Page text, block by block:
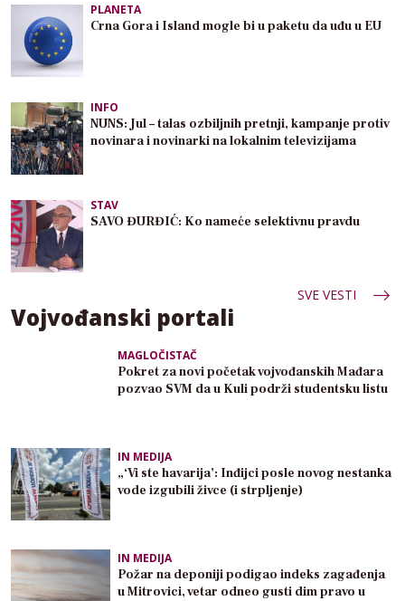
PLANETA
Crna Gora i Island mogle bi u paketu da uđu u EU
INFO
NUNS: Jul – talas ozbiljnih pretnji, kampanje protiv
novinara i novinarki na lokalnim televizijama
STAV
SAVO ĐURĐIĆ: Ko nameće selektivnu pravdu
SVE VESTI
Vojvođanski portali
MAGLOČISTAČ
Pokret za novi početak vojvođanskih Mađara
pozvao SVM da u Kuli podrži studentsku listu
IN MEDIJA
„‘Vi ste havarija’: Inđijci posle novog nestanka
vode izgubili živce (i strpljenje)
IN MEDIJA
Požar na deponiji podigao indeks zagađenja
u Mitrovici, vetar odneo gusti dim pravo u